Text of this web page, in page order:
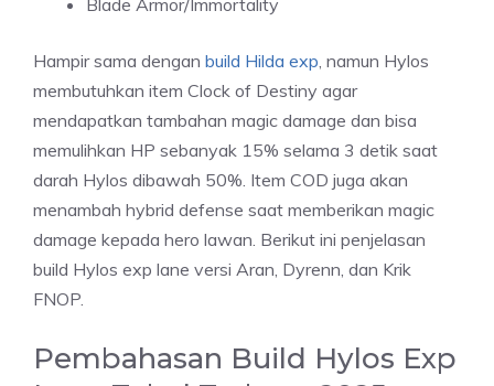
Blade Armor/Immortality
Hampir sama dengan build Hilda exp, namun Hylos
membutuhkan item Clock of Destiny agar
mendapatkan tambahan magic damage dan bisa
memulihkan HP sebanyak 15% selama 3 detik saat
darah Hylos dibawah 50%. Item COD juga akan
menambah hybrid defense saat memberikan magic
damage kepada hero lawan. Berikut ini penjelasan
build Hylos exp lane versi Aran, Dyrenn, dan Krik
FNOP.
Pembahasan Build Hylos Exp